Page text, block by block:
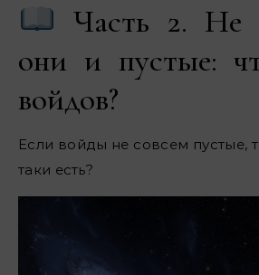
Часть 2. Не
они и пустые:
войдов?
Если войды не совсем пустые,
таки есть?